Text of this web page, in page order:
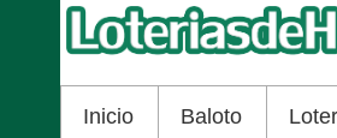
Inicio Baloto